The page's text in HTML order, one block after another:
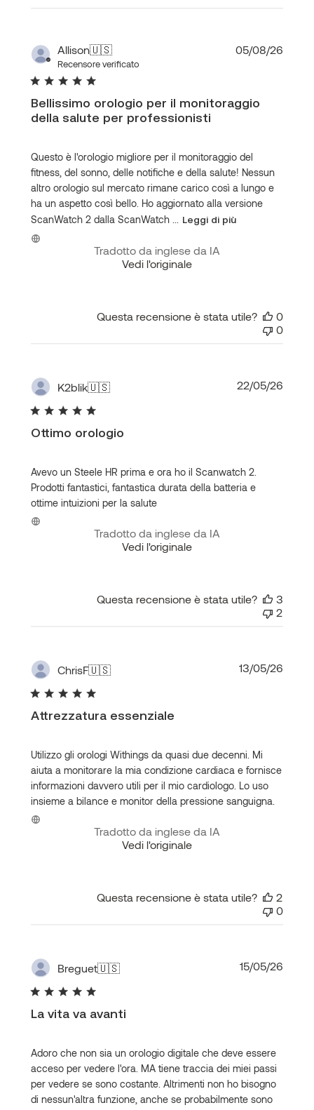
Allison🇺🇸
Recensore verificato
Bellissimo orologio per il monitoraggio
della salute per professionisti
Questo è l'orologio migliore per il monitoraggio del
fitness, del sonno, delle notifiche e della salute! Nessun
altro orologio sul mercato rimane carico così a lungo e
ha un aspetto così bello. Ho aggiornato alla versione
ScanWatch 2 dalla ScanWatch ...
Leggi di più
Tradotto da inglese da IA
Vedi l'originale
05/08/26
Questa recensione è stata utile?
0
0
K2blik🇺🇸
Ottimo orologio
Avevo un Steele HR prima e ora ho il Scanwatch 2.
Prodotti fantastici, fantastica durata della batteria e
ottime intuizioni per la salute
Tradotto da inglese da IA
Vedi l'originale
22/05/26
Questa recensione è stata utile?
3
2
ChrisF🇺🇸
Attrezzatura essenziale
Utilizzo gli orologi Withings da quasi due decenni. Mi
aiuta a monitorare la mia condizione cardiaca e fornisce
informazioni davvero utili per il mio cardiologo. Lo uso
insieme a bilance e monitor della pressione sanguigna.
Tradotto da inglese da IA
Vedi l'originale
13/05/26
Questa recensione è stata utile?
2
0
Breguet🇺🇸
La vita va avanti
Adoro che non sia un orologio digitale che deve essere
acceso per vedere l'ora. MA tiene traccia dei miei passi
per vedere se sono costante. Altrimenti non ho bisogno
di nessun'altra funzione, anche se probabilmente sono
15/05/26